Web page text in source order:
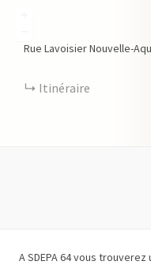
Rue LavoisierNouvelle-
Itinéraire
A SDEPA 64 vous